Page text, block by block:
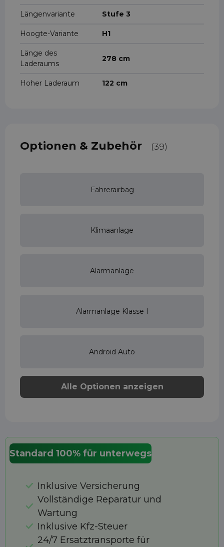
Längenvariante Stufe 3
Hoogte-Variante H1
Länge des
Laderaums
278 cm
Hoher Laderaum 122 cm
Optionen & Zubehör (39)
Fahrerairbag
Klimaanlage
Alarmanlage
Alarmanlage Klasse I
Android Auto
Alle Optionen anzeigen
Standard 100% für unterwegs
Inklusive Versicherung
Vollständige Reparatur und
Wartung
Inklusive Kfz-Steuer
24/7 Ersatztransporte für